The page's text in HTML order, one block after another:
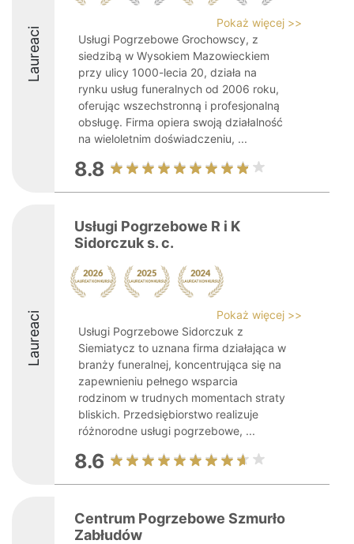
Laureaci
Pokaż więcej >>
Usługi Pogrzebowe Grochowscy, z
siedzibą w Wysokiem Mazowieckiem
przy ulicy 1000-lecia 20, działa na
rynku usług funeralnych od 2006 roku,
oferując wszechstronną i profesjonalną
obsługę. Firma opiera swoją działalność
na wieloletnim doświadczeniu, ...
8.8
Laureaci
Usługi Pogrzebowe R i K
Sidorczuk s. c.
Pokaż więcej >>
Usługi Pogrzebowe Sidorczuk z
Siemiatycz to uznana firma działająca w
branży funeralnej, koncentrująca się na
zapewnieniu pełnego wsparcia
rodzinom w trudnych momentach straty
bliskich. Przedsiębiorstwo realizuje
różnorodne usługi pogrzebowe, ...
8.6
Centrum Pogrzebowe Szmurło
Zabłudów